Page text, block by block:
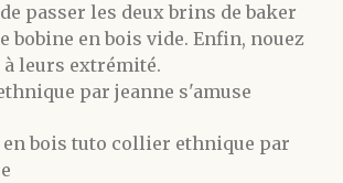
passer les deux brins de baker
bobine en bois vide. Enfin, nouez
leurs extrémité.